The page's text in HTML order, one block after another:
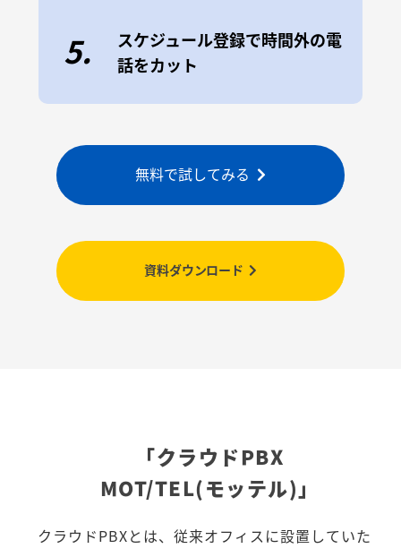
5.
スケジュール登録で時間外の電
話をカット
無料で試してみる
資料ダウンロード
「クラウドPBX
MOT/TEL(モッテル)」
クラウドPBXとは、従来オフィスに設置していた